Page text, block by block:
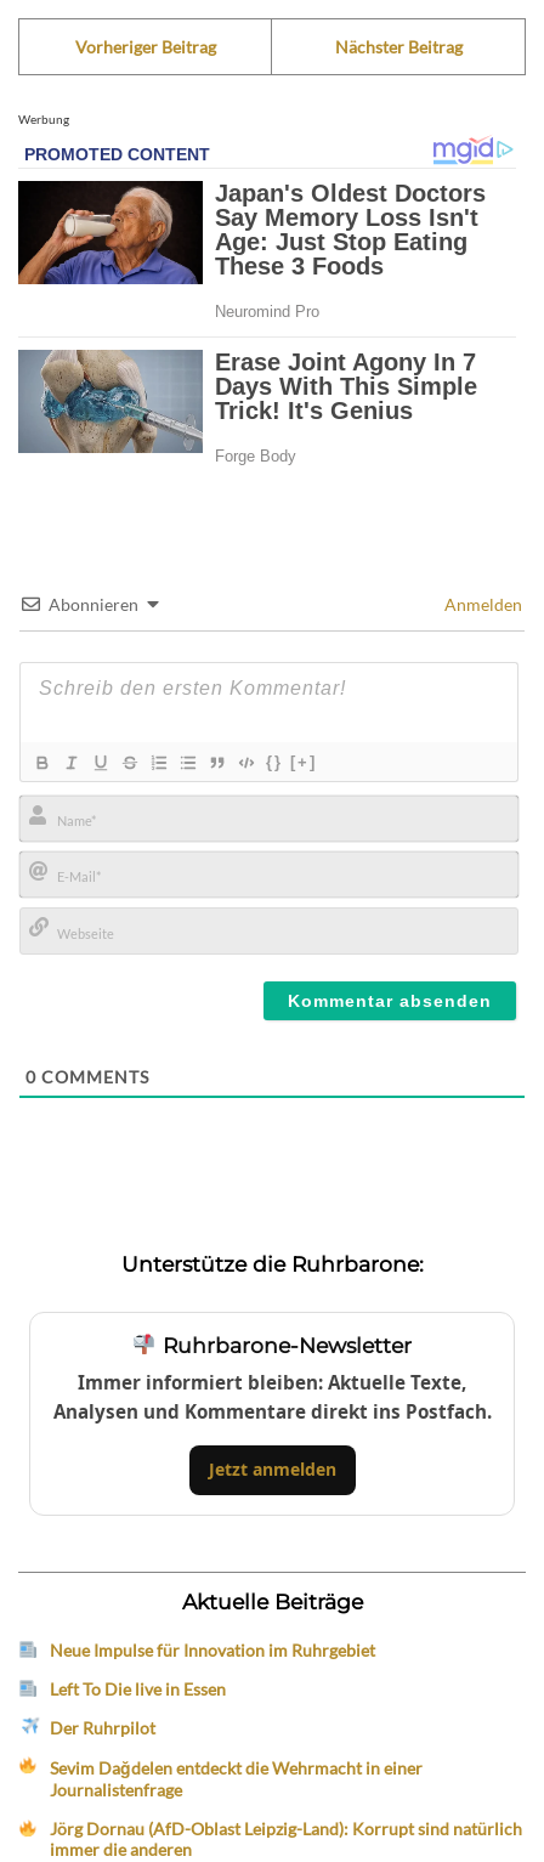
Vorheriger Beitrag Nächster Beitrag
Werbung
Abonnieren Anmelden
{} [+]
Name*
E-
Mail*
0 COMMENTS
Unterstütze die Ruhrbarone:
Ruhrbarone-Newsletter
Immer informiert bleiben: Aktuelle Texte,
Analysen und Kommentare direkt ins Postfach.
Jetzt anmelden
Aktuelle Beiträge
Neue Impulse für Innovation im Ruhrgebiet
Left To Die live in Essen
Der Ruhrpilot
Sevim Dağdelen entdeckt die Wehrmacht in einer
Journalistenfrage
Jörg Dornau (AfD-Oblast Leipzig-Land): Korrupt sind natürlich
immer die anderen